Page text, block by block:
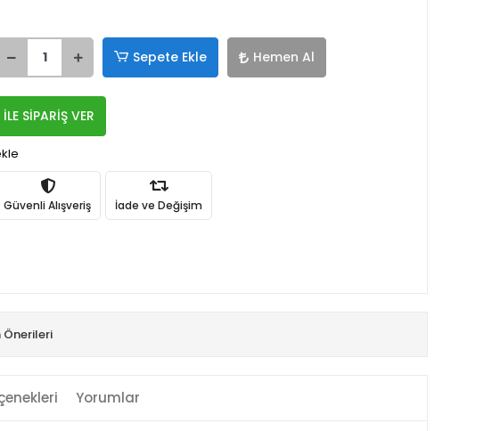
Sepete Ekle Hemen Al
SİPARİŞ VER
Güvenli Alışveriş İade ve Değişim
Önerileri
Yorumlar